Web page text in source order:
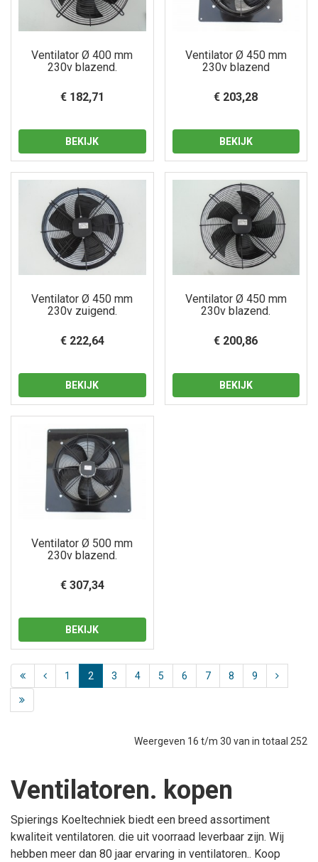
Ventilator Ø 400 mm
230v blazend.
€ 182,71
BEKIJK
Ventilator Ø 450 mm
230v blazend
€ 203,28
BEKIJK
Ventilator Ø 450 mm
230v zuigend.
€ 222,64
BEKIJK
Ventilator Ø 450 mm
230v blazend.
€ 200,86
BEKIJK
Ventilator Ø 500 mm
230v blazend.
€ 307,34
BEKIJK
1 2 3 4 5 6 7 8 9
Weergeven 16 t/m 30 van in totaal 252
Ventilatoren. kopen
Spierings Koeltechniek biedt een breed assortiment
kwaliteit ventilatoren. die uit voorraad leverbaar zijn. Wij
hebben meer dan 80 jaar ervaring in ventilatoren.. Koop